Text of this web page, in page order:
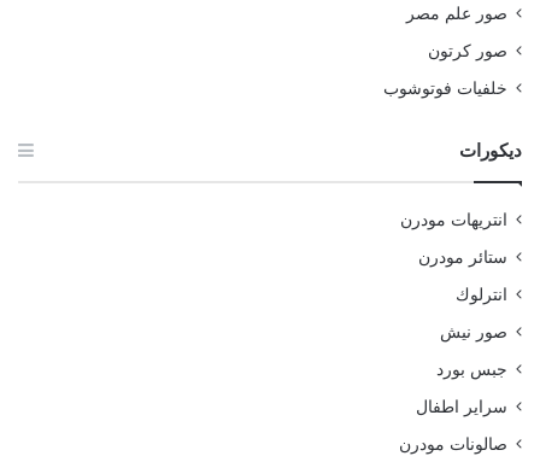
صور علم مصر
صور كرتون
خلفيات فوتوشوب
ديكورات
انتريهات مودرن
ستائر مودرن
انترلوك
صور نيش
جبس بورد
سراير اطفال
صالونات مودرن